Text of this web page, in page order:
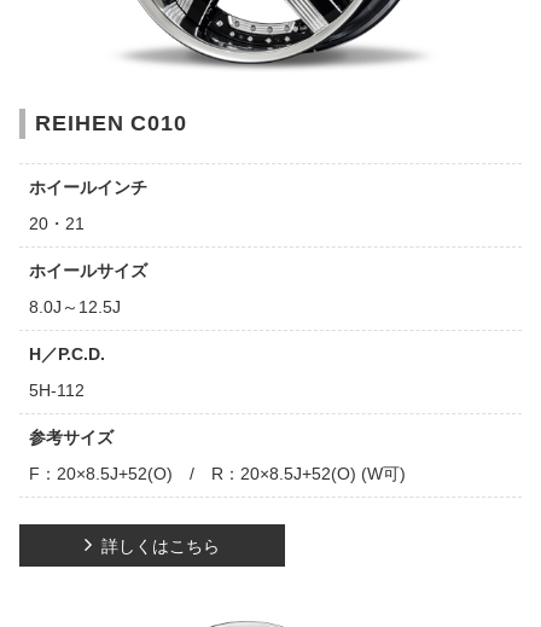
REIHEN C010
ホイールインチ
20・21
ホイールサイズ
8.0J～12.5J
H／P.C.D.
5H-112
参考サイズ
F：20×8.5J+52(O) / R：20×8.5J+52(O) (W可)
詳しくはこちら